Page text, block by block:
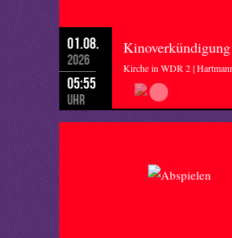
01.08.
2026
05:55
Uhr
Kinoverkündigung
Kirche in WDR 2 |